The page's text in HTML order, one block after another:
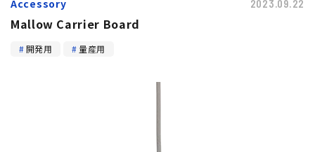
Accessory 2023.09.22
Mallow Carrier Board
開発用 量産用